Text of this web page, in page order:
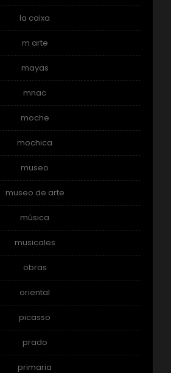
la caixa
m arte
mayas
mnac
moche
mochica
museo
museo de arte
música
musicales
obras
oriental
picasso
prado
primaria